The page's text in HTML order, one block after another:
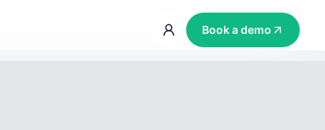
Book a demo